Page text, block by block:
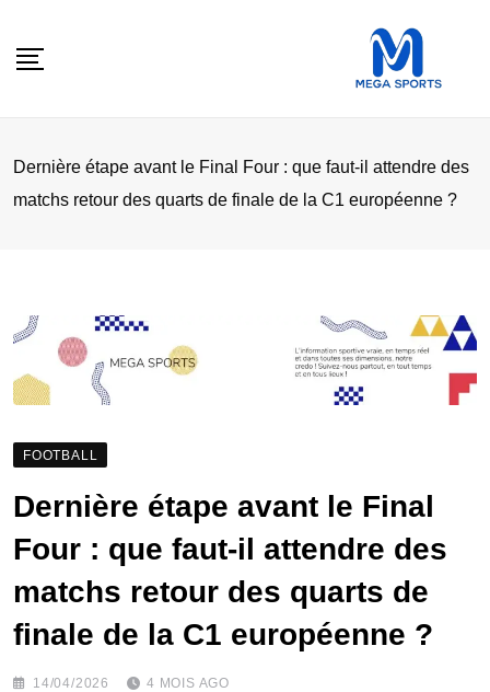
Dernière étape avant le Final Four : que faut-il attendre des
matchs retour des quarts de finale de la C1 européenne ?
FOOTBALL
Dernière étape avant le Final
Four : que faut-il attendre des
matchs retour des quarts de
finale de la C1 européenne ?
14/04/2026 4 MOIS AGO